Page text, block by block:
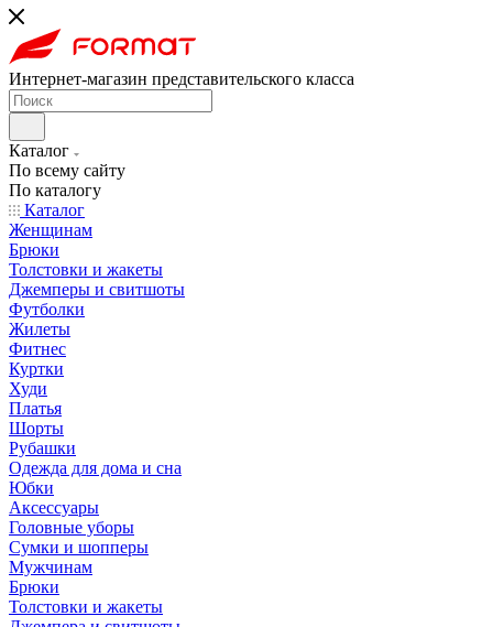
Интернет-магазин представительского класса
Каталог
По всему сайту
По каталогу
Каталог
Женщинам
Брюки
Толстовки и жакеты
Джемперы и свитшоты
Футболки
Жилеты
Фитнес
Куртки
Худи
Платья
Шорты
Рубашки
Одежда для дома и сна
Юбки
Аксессуары
Головные уборы
Сумки и шопперы
Мужчинам
Брюки
Толстовки и жакеты